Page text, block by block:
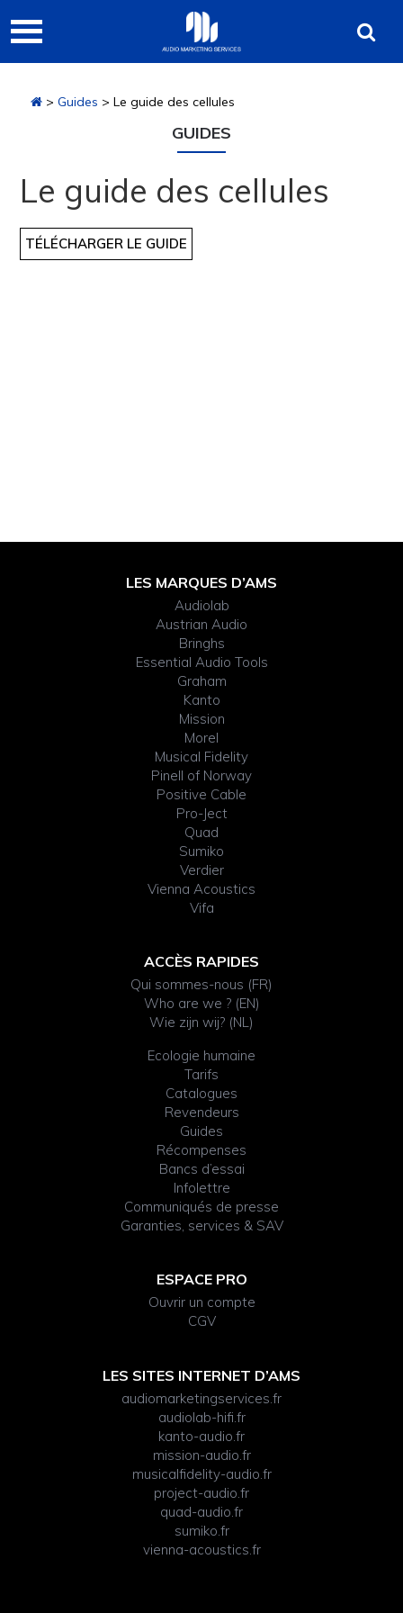
la
principale
au
contenu
Audio
Marketing
Services
>Guides > Le guide des cellules
GUIDES
Le guide des cellules
TÉLÉCHARGER LE GUIDE
LES MARQUES D’AMS
Audiolab
Austrian Audio
Bringhs
Essential Audio Tools
Graham
Kanto
Mission
Morel
Musical Fidelity
Pinell of Norway
Positive Cable
Pro-Ject
Quad
Sumiko
Verdier
Vienna Acoustics
Vifa
ACCÈS RAPIDES
Qui sommes-nous (FR)
Who are we ? (EN)
Wie zijn wij? (NL)
Ecologie humaine
Tarifs
Catalogues
Revendeurs
Guides
Récompenses
Bancs d’essai
Infolettre
Communiqués de presse
Garanties, services & SAV
ESPACE PRO
Ouvrir un compte
CGV
LES SITES INTERNET D’AMS
audiomarketingservices.fr
audiolab-hifi.fr
kanto-audio.fr
mission-audio.fr
musicalfidelity-audio.fr
project-audio.fr
quad-audio.fr
sumiko.fr
vienna-acoustics.fr